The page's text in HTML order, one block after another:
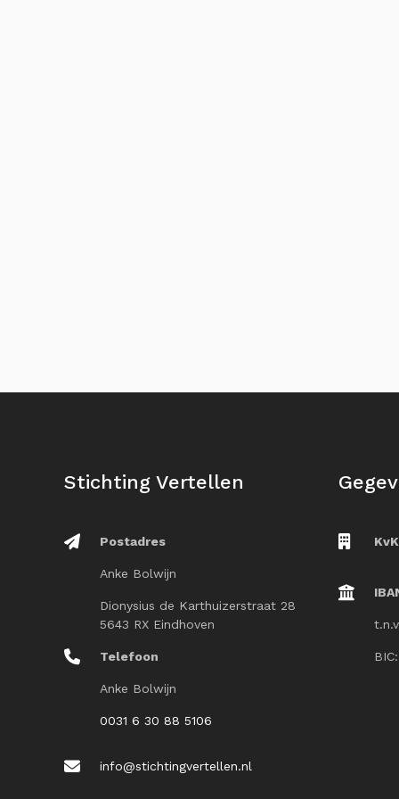
Stichting Vertellen
Postadres
Anke Bolwijn
Dionysius de Karthuizerstraat 28
5643 RX Eindhoven
Telefoon
Anke Bolwijn
0031 6 30 88 5106
info@stichtingvertellen.nl